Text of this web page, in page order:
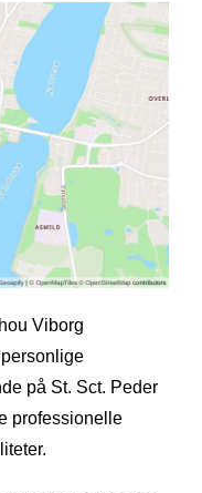
Viborg
på St. Sct. Peder
professionelle